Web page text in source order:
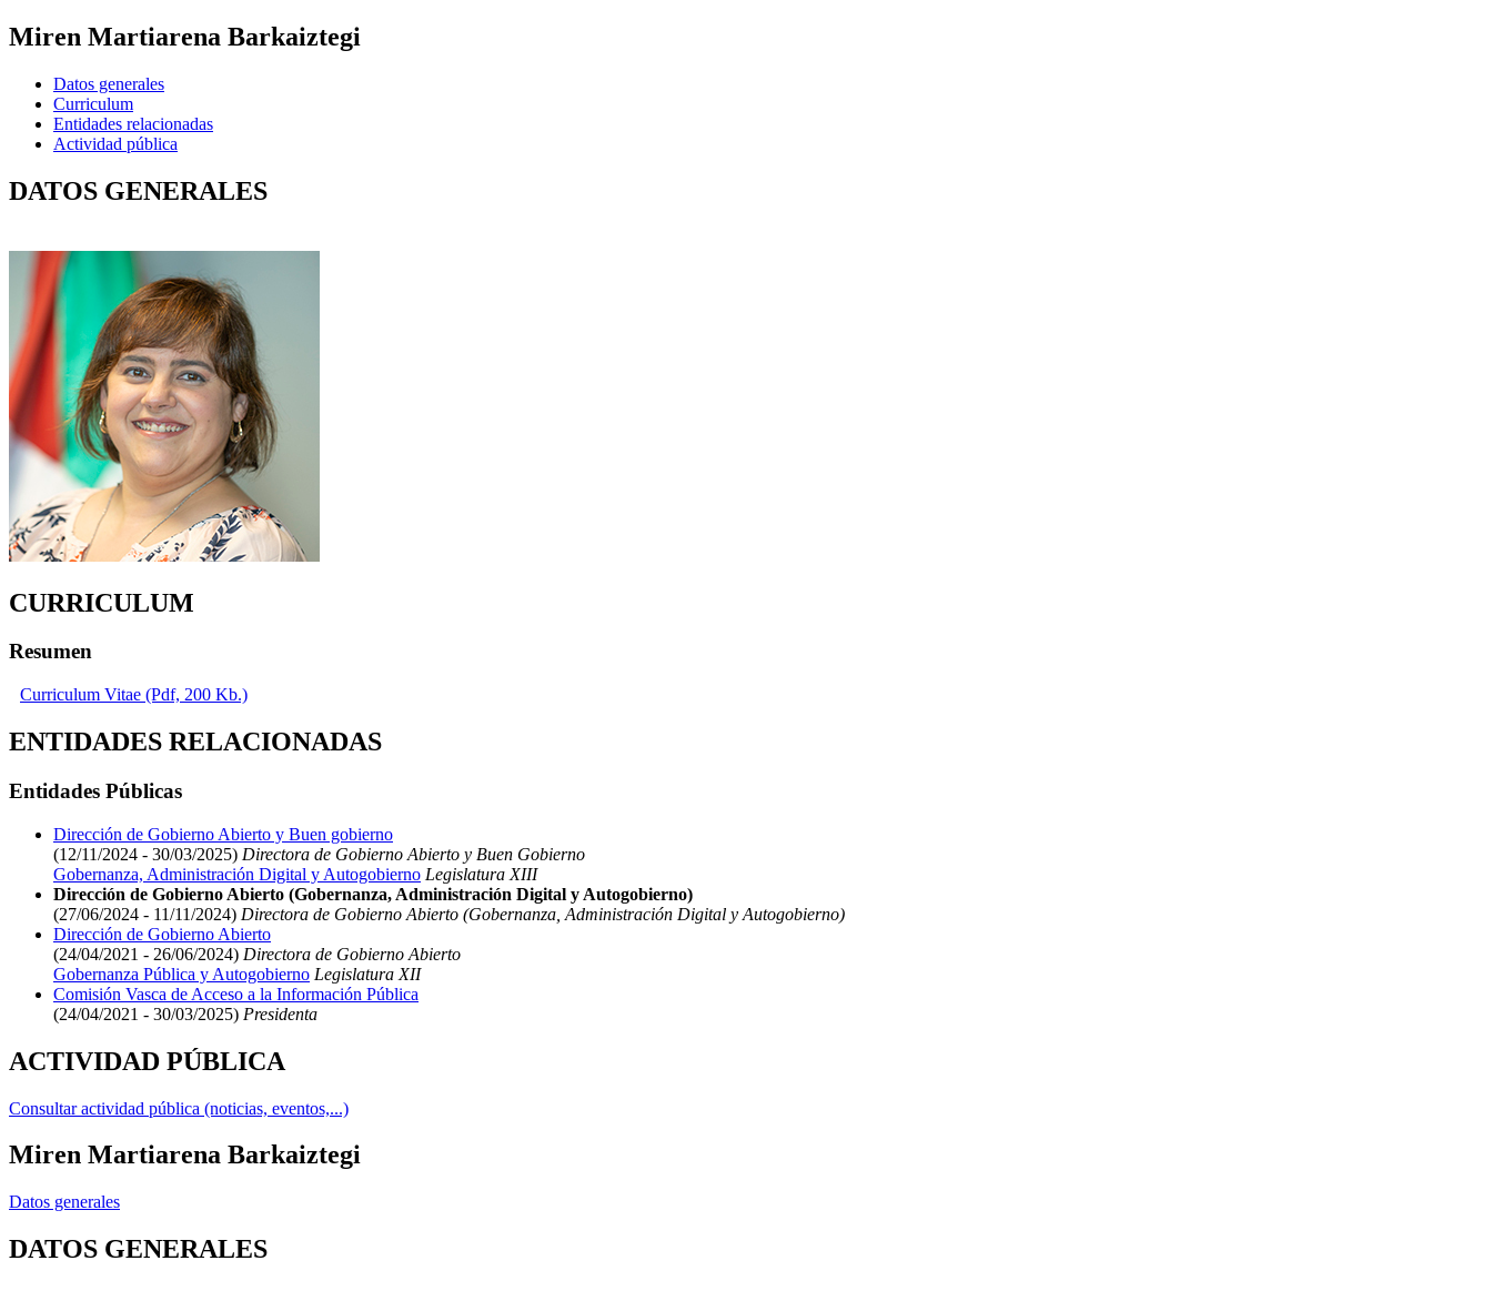
Miren Martiarena Barkaiztegi
Datos generales
Curriculum
Entidades relacionadas
Actividad pública
DATOS GENERALES
CURRICULUM
Resumen
Curriculum Vitae (Pdf, 200 Kb.)
ENTIDADES RELACIONADAS
Entidades Públicas
Dirección de Gobierno Abierto y Buen gobierno
(12/11/2024 - 30/03/2025) Directora de Gobierno Abierto y Buen Gobierno
Gobernanza, Administración Digital y Autogobierno Legislatura XIII
Dirección de Gobierno Abierto (Gobernanza, Administración Digital y Autogobierno)
(27/06/2024 - 11/11/2024) Directora de Gobierno Abierto (Gobernanza, Administración Digital y Autogobierno)
Dirección de Gobierno Abierto
(24/04/2021 - 26/06/2024) Directora de Gobierno Abierto
Gobernanza Pública y Autogobierno Legislatura XII
Comisión Vasca de Acceso a la Información Pública
(24/04/2021 - 30/03/2025) Presidenta
ACTIVIDAD PÚBLICA
Consultar actividad pública (noticias, eventos,...)
Miren Martiarena Barkaiztegi
Datos generales
DATOS GENERALES